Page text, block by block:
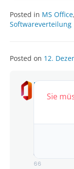
Posted in MS Office,
Softwareverteilung
Posted on 12.
MS
Office
66
Sie